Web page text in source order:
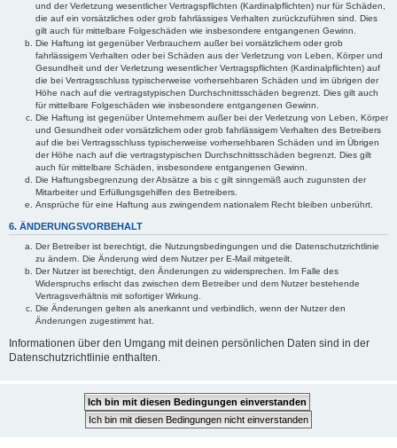
und der Verletzung wesentlicher Vertragspflichten (Kardinalpflichten) nur für Schäden,
die auf ein vorsätzliches oder grob fahrlässiges Verhalten zurückzuführen sind. Dies
gilt auch für mittelbare Folgeschäden wie insbesondere entgangenen Gewinn.
Die Haftung ist gegenüber Verbrauchern außer bei vorsätzlichem oder grob
fahrlässigem Verhalten oder bei Schäden aus der Verletzung von Leben, Körper und
Gesundheit und der Verletzung wesentlicher Vertragspflichten (Kardinalpflichten) auf
die bei Vertragsschluss typischerweise vorhersehbaren Schäden und im übrigen der
Höhe nach auf die vertragstypischen Durchschnittsschäden begrenzt. Dies gilt auch
für mittelbare Folgeschäden wie insbesondere entgangenen Gewinn.
Die Haftung ist gegenüber Unternehmern außer bei der Verletzung von Leben, Körper
und Gesundheit oder vorsätzlichem oder grob fahrlässigem Verhalten des Betreibers
auf die bei Vertragsschluss typischerweise vorhersehbaren Schäden und im Übrigen
der Höhe nach auf die vertragstypischen Durchschnittsschäden begrenzt. Dies gilt
auch für mittelbare Schäden, insbesondere entgangenen Gewinn.
Die Haftungsbegrenzung der Absätze a bis c gilt sinngemäß auch zugunsten der
Mitarbeiter und Erfüllungsgehilfen des Betreibers.
Ansprüche für eine Haftung aus zwingendem nationalem Recht bleiben unberührt.
6. ÄNDERUNGSVORBEHALT
Der Betreiber ist berechtigt, die Nutzungsbedingungen und die Datenschutzrichtlinie
zu ändern. Die Änderung wird dem Nutzer per E-Mail mitgeteilt.
Der Nutzer ist berechtigt, den Änderungen zu widersprechen. Im Falle des
Widerspruchs erlischt das zwischen dem Betreiber und dem Nutzer bestehende
Vertragsverhältnis mit sofortiger Wirkung.
Die Änderungen gelten als anerkannt und verbindlich, wenn der Nutzer den
Änderungen zugestimmt hat.
Informationen über den Umgang mit deinen persönlichen Daten sind in der
Datenschutzrichtlinie enthalten.